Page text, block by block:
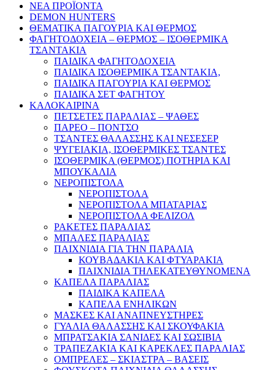
ΝΕΑ ΠΡΟΪΟΝΤΑ
DEMON HUNTERS
ΘΕΜΑΤΙΚΑ ΠΑΓΟΥΡΙΑ ΚΑΙ ΘΕΡΜΟΣ
ΦΑΓΗΤΟΔΟΧΕΙΑ – ΘΕΡΜΟΣ – ΙΣΟΘΕΡΜΙΚΑ
ΤΣΑΝΤΑΚΙΑ
ΠΑΙΔΙΚΑ ΦΑΓΗΤΟΔΟΧΕΙΑ
ΠΑΙΔΙΚΑ ΙΣΟΘΕΡΜΙΚΑ ΤΣΑΝΤΑΚΙΑ,
ΠΑΙΔΙΚΑ ΠΑΓΟΥΡΙΑ ΚΑΙ ΘΕΡΜΟΣ
ΠΑΙΔΙΚΑ ΣΕΤ ΦΑΓΗΤΟΥ
ΚΑΛΟΚΑΙΡΙΝΑ
ΠΕΤΣΕΤΕΣ ΠΑΡΑΛΙΑΣ – ΨΑΘΕΣ
ΠΑΡΕΟ – ΠΟΝΤΣΟ
ΤΣΑΝΤΕΣ ΘΑΛΑΣΣΗΣ ΚΑΙ ΝΕΣΕΣΕΡ
ΨΥΓΕΙΑΚΙΑ, ΙΣΟΘΕΡΜΙΚΕΣ ΤΣΑΝΤΕΣ
ΙΣΟΘΕΡΜΙΚΑ (ΘΕΡΜΟΣ) ΠΟΤΗΡΙΑ ΚΑΙ
ΜΠΟΥΚΑΛΙΑ
ΝΕΡΟΠΙΣΤΟΛΑ
ΝΕΡΟΠΙΣΤΟΛΑ
ΝΕΡΟΠΙΣΤΟΛΑ ΜΠΑΤΑΡΙΑΣ
ΝΕΡΟΠΙΣΤΟΛΑ ΦΕΛΙΖΟΛ
ΡΑΚΕΤΕΣ ΠΑΡΑΛΙΑΣ
ΜΠΑΛΕΣ ΠΑΡΑΛΙΑΣ
ΠΑΙΧΝΙΔΙΑ ΓΙΑ ΤΗΝ ΠΑΡΑΛΙΑ
ΚΟΥΒΑΔΑΚΙΑ ΚΑΙ ΦΤΥΑΡΑΚΙΑ
ΠΑΙΧΝΙΔΙΑ ΤΗΛΕΚΑΤΕΥΘΥΝΟΜΕΝΑ
ΚΑΠΕΛΑ ΠΑΡΑΛΙΑΣ
ΠΑΙΔΙΚΑ ΚΑΠΕΛΑ
ΚΑΠΕΛΑ ΕΝΗΛΙΚΩΝ
ΜΑΣΚΕΣ ΚΑΙ ΑΝΑΠΝΕΥΣΤΗΡΕΣ
ΓΥΑΛΙΑ ΘΑΛΑΣΣΗΣ ΚΑΙ ΣΚΟΥΦΑΚΙΑ
ΜΠΡΑΤΣΑΚΙΑ ΣΑΝΙΔΕΣ ΚΑΙ ΣΩΣΙΒΙΑ
ΤΡΑΠΕΖΑΚΙΑ ΚΑΙ ΚΑΡΕΚΛΕΣ ΠΑΡΑΛΙΑΣ
ΟΜΠΡΕΛΕΣ – ΣΚΙΑΣΤΡΑ – ΒΑΣΕΙΣ